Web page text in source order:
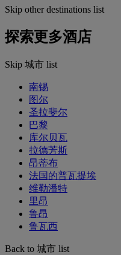
Skip other destinations list
探索更多酒店
Skip 城市 list
南锡
图尔
圣拉斐尔
巴黎
库尔贝瓦
拉德芳斯
昂蒂布
法国的普瓦提埃
维勒潘特
里昂
鲁昂
鲁瓦西
Back to 城市 list